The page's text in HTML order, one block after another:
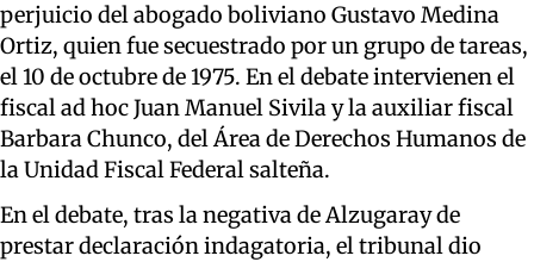
perjuicio del abogado boliviano Gustavo Medina
Ortiz, quien fue secuestrado por un grupo de tareas,
el 10 de octubre de 1975. En el debate intervienen el
fiscal ad hoc Juan Manuel Sivila y la auxiliar fiscal
Barbara Chunco, del Área de Derechos Humanos de
la Unidad Fiscal Federal salteña.
En el debate, tras la negativa de Alzugaray de
prestar declaración indagatoria, el tribunal dio